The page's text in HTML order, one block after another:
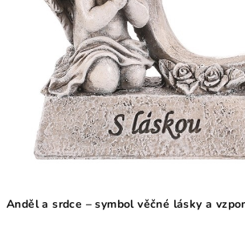
Anděl a srdce – symbol věčné lásky a